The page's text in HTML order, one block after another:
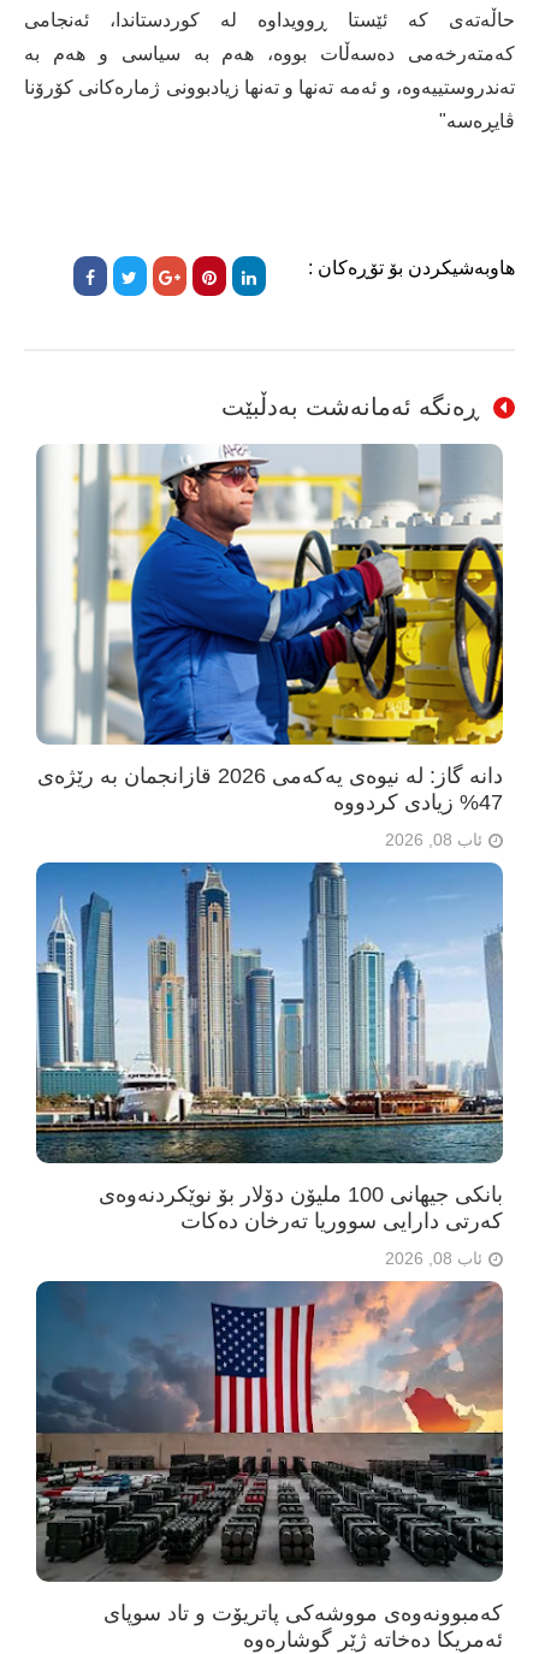
حاڵه‌ته‌ی كه‌ ئێستا ڕوویداوه‌ له‌ كوردستاندا، ئه‌نجامی
كه‌مته‌رخه‌می ده‌سه‌ڵات بووه‌، هه‌م به ‌سیاسی و هه‌م به‌
ته‌ندروستییه‌وه‌، و‌ ئه‌مه‌ ته‌نها و ته‌نها زیادبوونی ژماره‌كانی كۆرۆنا
ڤایڕه‌سه"
هاوبەشیکردن بۆ تۆڕەکان :
ڕەنگە ئەمانەشت بەدڵبێت
دانە گاز: لە نیوەی یەکەمی 2026 قازانجمان بە رێژەی
47% زیادی کردووە
ئاب 08, 2026
بانکی جیهانی 100 ملیۆن دۆلار بۆ نوێکردنەوەی
کەرتی دارایی سووریا تەرخان دەکات
ئاب 08, 2026
کەمبوونەوەی مووشەکی پاتریۆت و تاد سوپای
ئەمریکا دەخاتە ژێر گوشارەوە